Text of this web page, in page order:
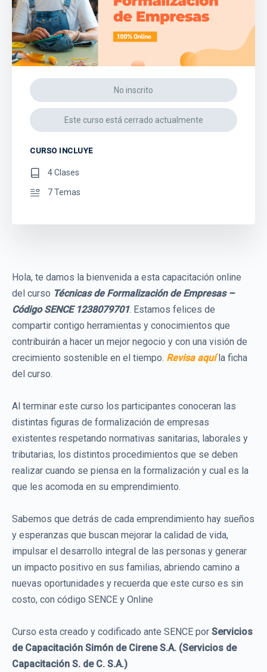
Hola, te damos la bienvenida a esta capacitación online
del curso Técnicas de Formalización de Empresas –
Código SENCE 1238079701. Estamos felices de
compartir contigo herramientas y conocimientos que
contribuirán a hacer un mejor negocio y con una visión de
crecimiento sostenible en el tiempo. Revisa aquí la ficha
del curso.
Al terminar este curso los participantes conoceran las
distintas figuras de formalización de empresas
existentes respetando normativas sanitarias, laborales y
tributarias, los distintos procedimientos que se deben
realizar cuando se piensa en la formalización y cual es la
que les acomoda en su emprendimiento.
Sabemos que detrás de cada emprendimiento hay sueños
y esperanzas que buscan mejorar la calidad de vida,
impulsar el desarrollo integral de las personas y generar
un impacto positivo en sus familias, abriendo camino a
nuevas oportunidades y recuerda que este curso es sin
costo, con código SENCE y Online
Curso esta creado y codificado ante SENCE por Servicios
de Capacitación Simón de Cirene S.A. (Servicios de
Capacitación S. de C. S.A.)
No inscrito
Este curso está cerrado actualmente
CURSO INCLUYE
4 Clases
7 Temas